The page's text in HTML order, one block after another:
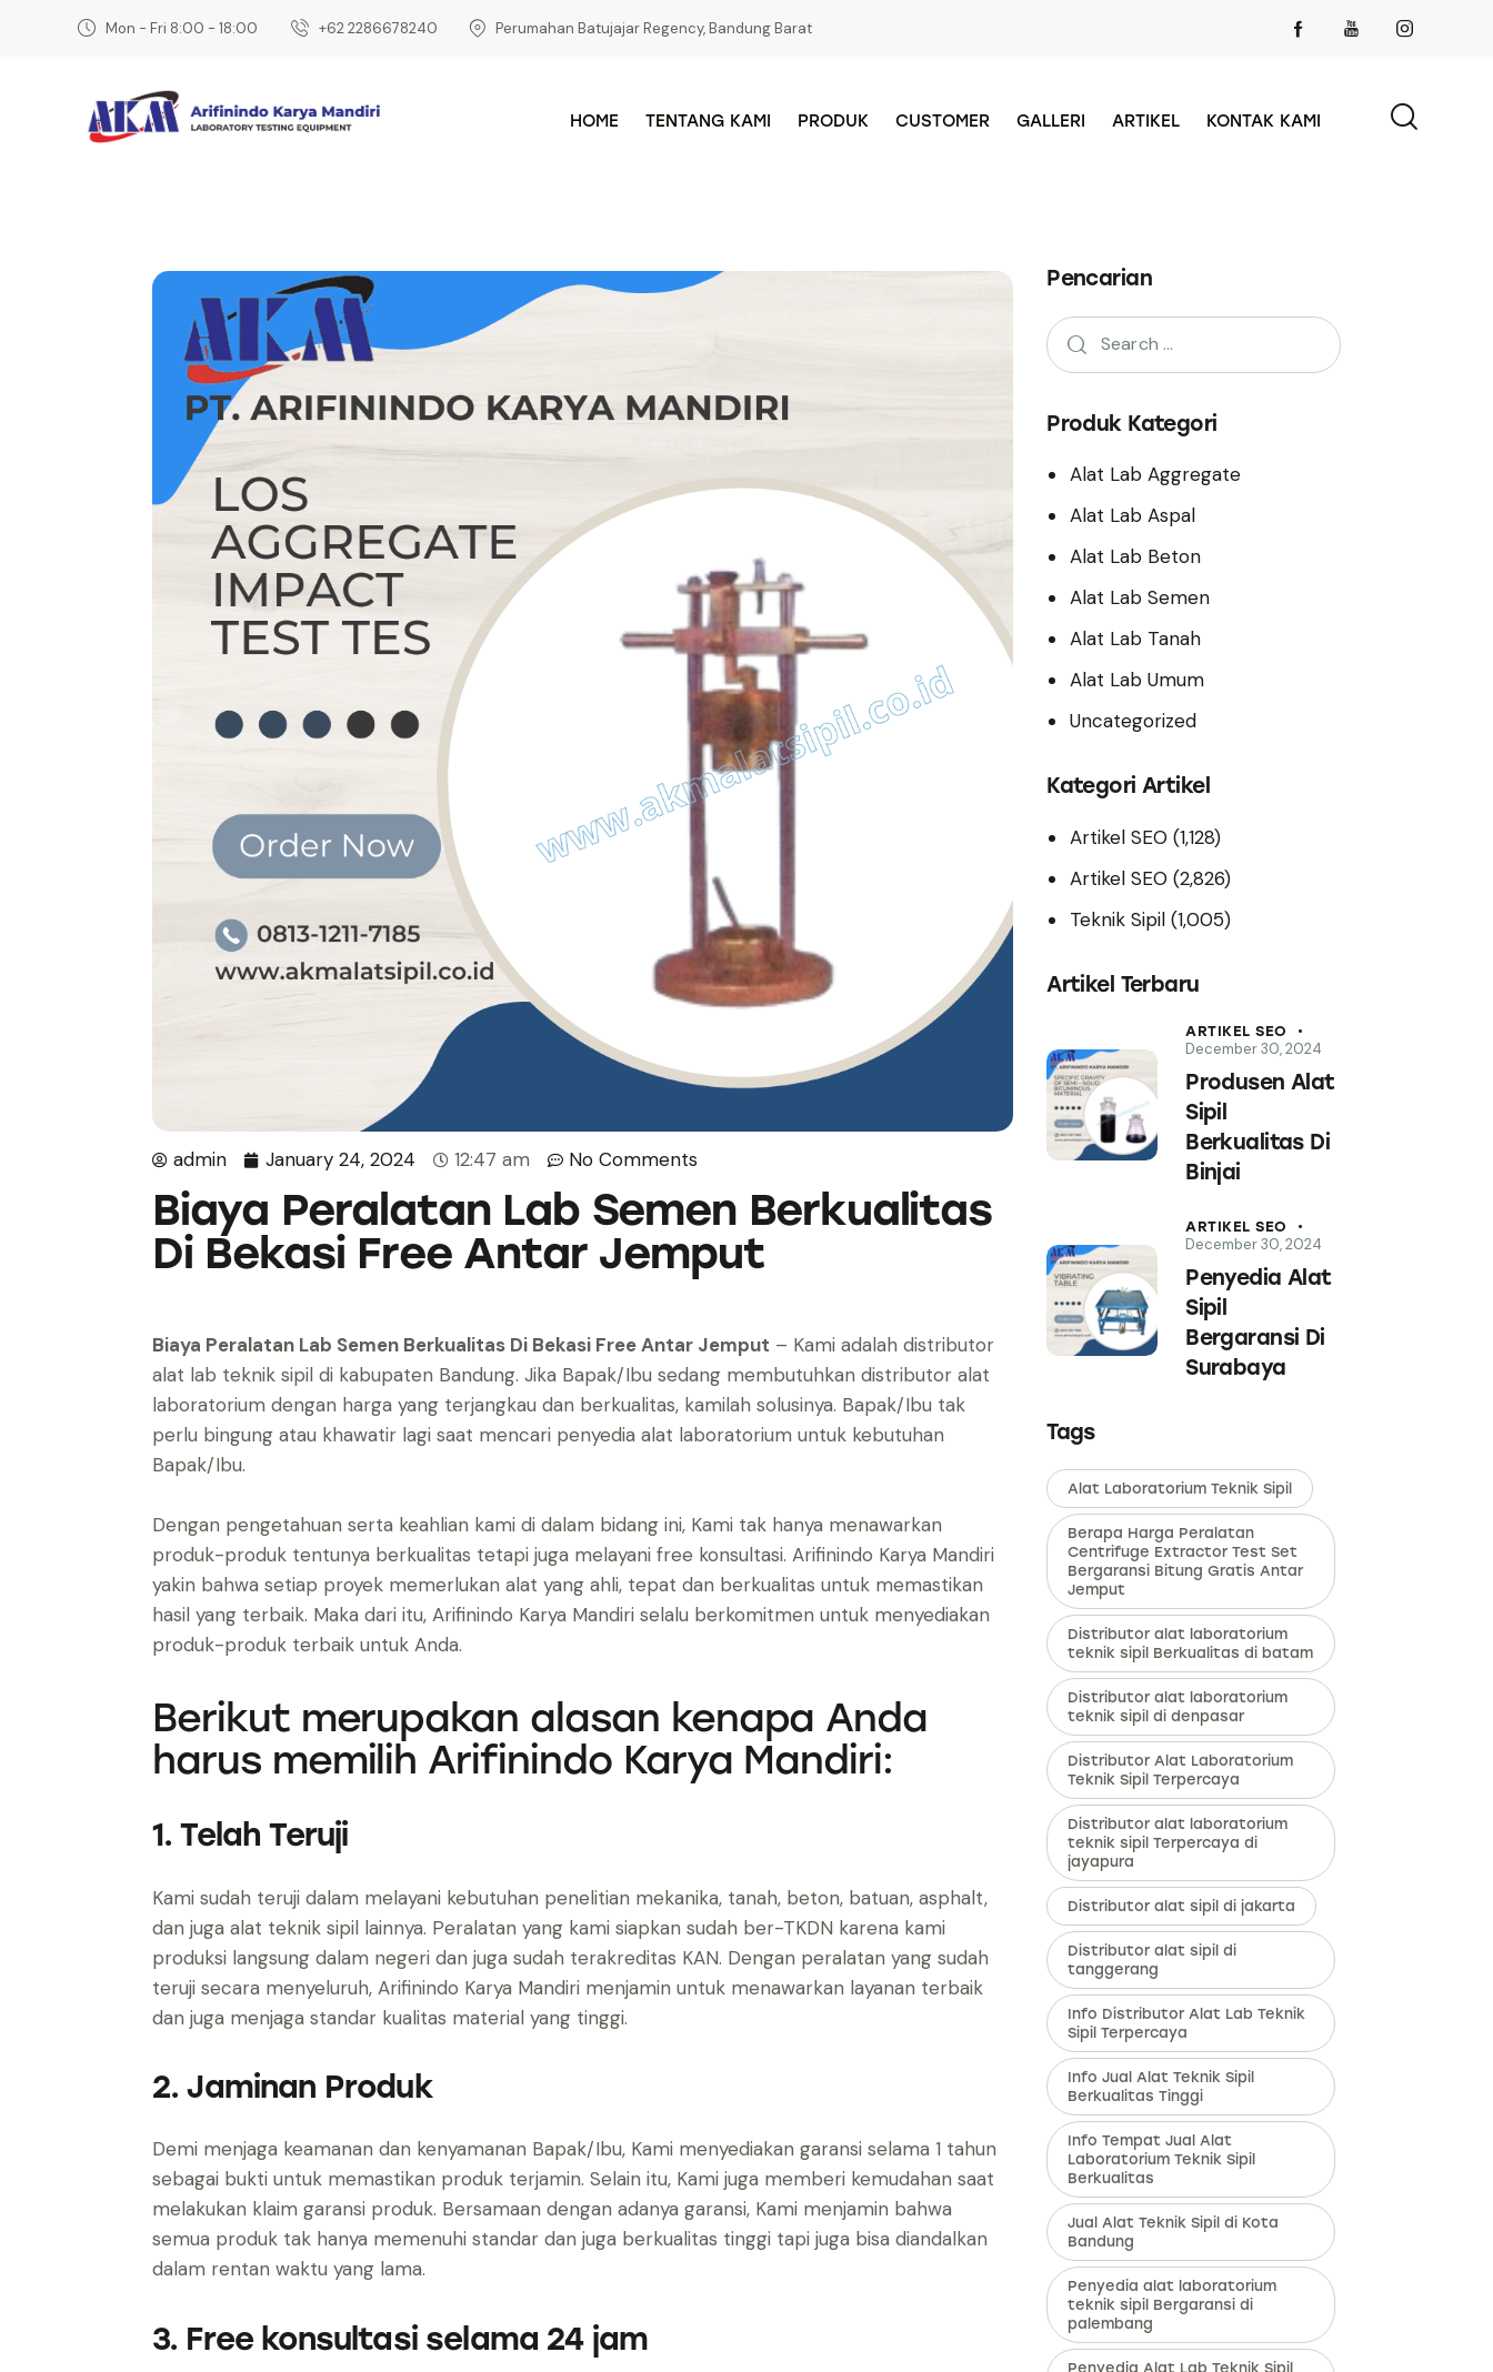
Mon - Fri 8:00 - 18:00 ‎+62 2286678240 Perumahan Batujajar Regency, Bandung Barat
HOME TENTANG KAMI PRODUK CUSTOMER GALLERI ARTIKEL KONTAK KAMI
admin January 24, 2024 12:47 am No Comments
Biaya Peralatan Lab Semen Berkualitas
Di Bekasi Free Antar Jemput
Biaya Peralatan Lab Semen Berkualitas Di Bekasi Free Antar Jemput – Kami adalah distributor
alat lab teknik sipil di kabupaten Bandung. Jika Bapak/Ibu sedang membutuhkan distributor alat
laboratorium dengan harga yang terjangkau dan berkualitas, kamilah solusinya. Bapak/Ibu tak
perlu bingung atau khawatir lagi saat mencari penyedia alat laboratorium untuk kebutuhan
Bapak/Ibu.
Dengan pengetahuan serta keahlian kami di dalam bidang ini, Kami tak hanya menawarkan
produk-produk tentunya berkualitas tetapi juga melayani free konsultasi. Arifinindo Karya Mandiri
yakin bahwa setiap proyek memerlukan alat yang ahli, tepat dan berkualitas untuk memastikan
hasil yang terbaik. Maka dari itu, Arifinindo Karya Mandiri selalu berkomitmen untuk menyediakan
produk-produk terbaik untuk Anda.
Berikut merupakan alasan kenapa Anda
harus memilih Arifinindo Karya Mandiri:
1. Telah Teruji
Kami sudah teruji dalam melayani kebutuhan penelitian mekanika, tanah, beton, batuan, asphalt,
dan juga alat teknik sipil lainnya. Peralatan yang kami siapkan sudah ber-TKDN karena kami
produksi langsung dalam negeri dan juga sudah terakreditas KAN. Dengan peralatan yang sudah
teruji secara menyeluruh, Arifinindo Karya Mandiri menjamin untuk menawarkan layanan terbaik
dan juga menjaga standar kualitas material yang tinggi.
2. Jaminan Produk
Demi menjaga keamanan dan kenyamanan Bapak/Ibu, Kami menyediakan garansi selama 1 tahun
sebagai bukti untuk memastikan produk terjamin. Selain itu, Kami juga memberi kemudahan saat
melakukan klaim garansi produk. Bersamaan dengan adanya garansi, Kami menjamin bahwa
semua produk tak hanya memenuhi standar dan juga berkualitas tinggi tapi juga bisa diandalkan
dalam rentan waktu yang lama.
3. Free konsultasi selama 24 jam
Pencarian
Produk Kategori
Alat Lab Aggregate
Alat Lab Aspal
Alat Lab Beton
Alat Lab Semen
Alat Lab Tanah
Alat Lab Umum
Uncategorized
Kategori Artikel
Artikel SEO (1,128)
Artikel SEO (2,826)
Teknik Sipil(1,005)
Artikel Terbaru
ARTIKEL SEO
December 30, 2024
Produsen Alat
Sipil
Berkualitas Di
Binjai
ARTIKEL SEO
December 30, 2024
Penyedia Alat
Sipil
Bergaransi Di
Surabaya
Tags
Alat Laboratorium Teknik Sipil
Berapa Harga Peralatan
Centrifuge Extractor Test Set
Bergaransi Bitung Gratis Antar
Jemput
Distributor alat laboratorium
teknik sipil Berkualitas di batam
Distributor alat laboratorium
teknik sipil di denpasar
Distributor Alat Laboratorium
Teknik Sipil Terpercaya
Distributor alat laboratorium
teknik sipil Terpercaya di
jayapura
Distributor alat sipil di jakarta
Distributor alat sipil di
tanggerang
Info Distributor Alat Lab Teknik
Sipil Terpercaya
Info Jual Alat Teknik Sipil
Berkualitas Tinggi
Info Tempat Jual Alat
Laboratorium Teknik Sipil
Berkualitas
Jual Alat Teknik Sipil di Kota
Bandung
Penyedia alat laboratorium
teknik sipil Bergaransi di
palembang
Penyedia Alat Lab Teknik Sipil